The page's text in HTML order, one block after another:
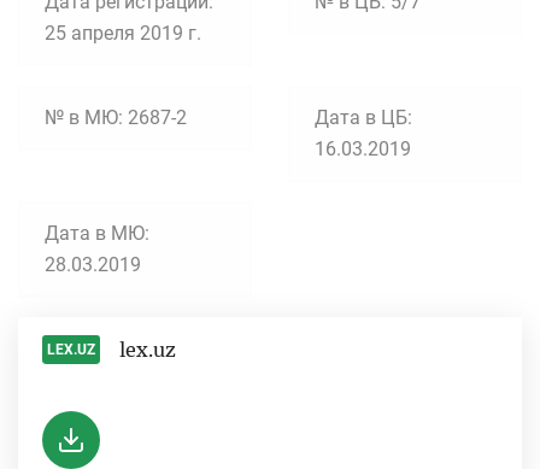
25 апреля 2019 г.
№ в МЮ: 2687-2
Дата в ЦБ:
16.03.2019
Дата в МЮ:
28.03.2019
LEX.UZ lex.uz